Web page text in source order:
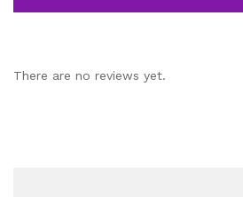
There are no reviews yet.